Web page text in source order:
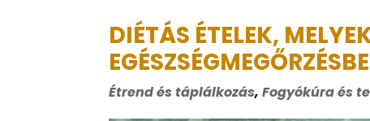
DIÉTÁS ÉTELEK,
Étrend és táplálkozás,Fogyókúra és